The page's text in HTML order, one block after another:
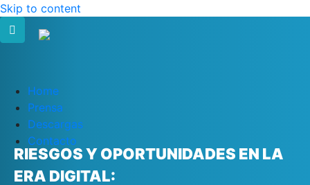
Skip to content
Home
Prensa
Descargas
Contacto
RIESGOS Y OPORTUNIDADES EN LA
ERA DIGITAL: